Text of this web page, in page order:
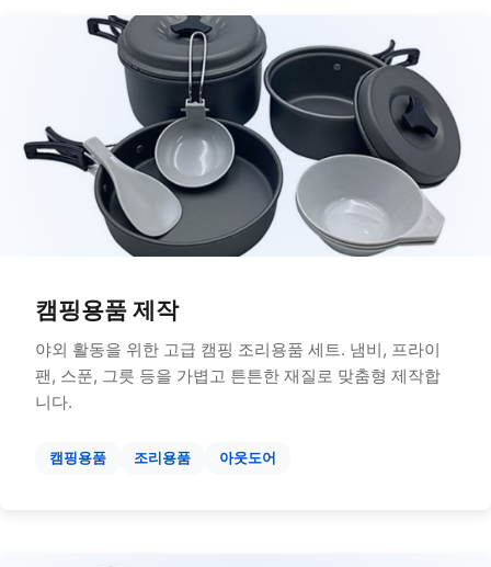
캠핑용품 제작
야외 활동을 위한 고급 캠핑 조리용품 세트. 냄비, 프라이
팬, 스푼, 그릇 등을 가볍고 튼튼한 재질로 맞춤형 제작합
니다.
캠핑용품 조리용품 아웃도어